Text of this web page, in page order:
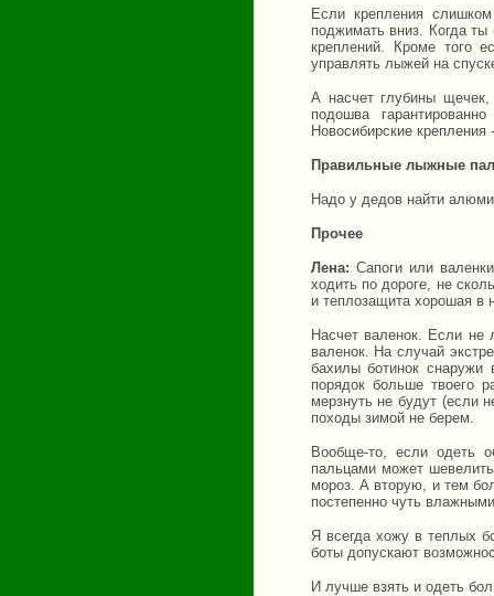
Если крепления
поджимать вниз. Когда
креплений. Кроме того
управлять лыжей на
А насчет глубины
подошва
Новосибирские
Правильные лыжные
Надо у дедов найти
Прочее
Лена: Сапоги или
ходить по дороге, не
и теплозащита хорошая в
Насчет валенок. Если не
валенок. На случай
бахилы ботинок снаружи
порядок больше твоего
мерзнуть не будут (если
походы зимой не берем.
Вообще-то, если одеть
пальцами может
мороз. А вторую, и тем
постепенно чуть
Я всегда хожу в теплых
боты допускают
И лучше взять и одеть